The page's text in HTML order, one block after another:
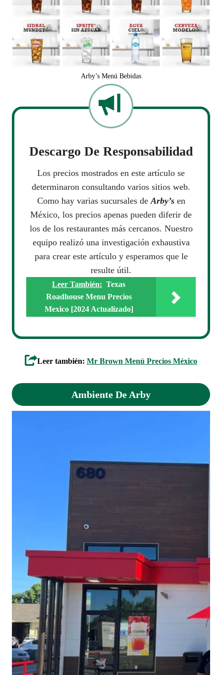
Arby’s Menú Bebidas
Descargo De Responsabilidad
Los precios mostrados en este artículo se
determinaron consultando varios sitios web.
Como hay varias sucursales deArby’sen
México, los precios apenas pueden diferir de
los de los restaurantes más cercanos. Nuestro
equipo realizó una investigación exhaustiva
para crear este artículo y esperamos que le
resulte útil.
Leer También: Texas
Roadhouse Menu Precios
Mexico [2024 Actualizado]
Leer también: Mr Brown Menú Precios México
Ambiente De Arby